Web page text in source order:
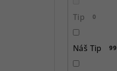
Tip 0
Náš Tip 99